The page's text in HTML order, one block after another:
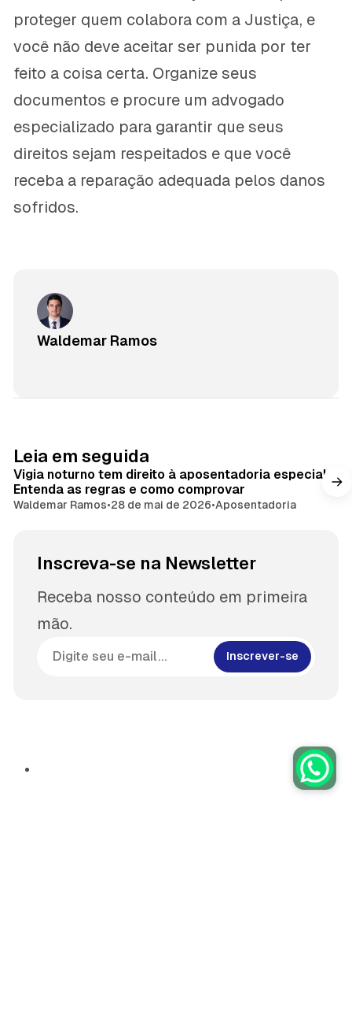
proteger quem colabora com a Justiça, e
você não deve aceitar ser punida por ter
feito a coisa certa. Organize seus
documentos e procure um advogado
especializado para garantir que seus
direitos sejam respeitados e que você
receba a reparação adequada pelos danos
sofridos.
Waldemar Ramos
Leia em seguida
Vigia noturno tem direito à aposentadoria especial?
Entenda as regras e como comprovar
Waldemar Ramos•28 de mai de 2026•Aposentadoria
Inscreva-se na Newsletter
Receba nosso conteúdo em primeira
mão.
Inscrever-se